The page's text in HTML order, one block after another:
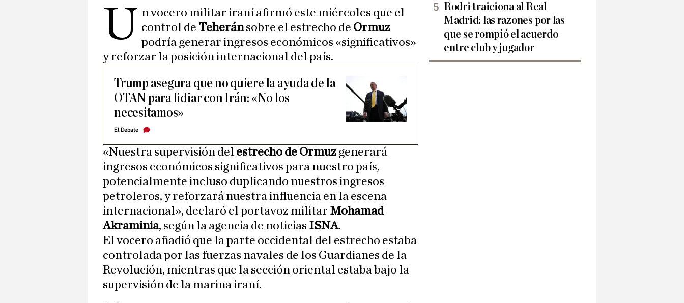
U n vocero militar iraní afirmó este miércoles que el
control de Teheránsobre el estrecho de Ormuz
podría generar ingresos económicos «significativos»
y reforzar la posición internacional del país.
Trump asegura que no quiere la ayuda de la
OTAN para lidiar con Irán: «No los
necesitamos»
El Debate
«Nuestra supervisión del estrecho de Ormuz generará
ingresos económicos significativos para nuestro país,
potencialmente incluso duplicando nuestros ingresos
petroleros, y reforzará nuestra influencia en la escena
internacional», declaró el portavoz militar Mohamad
Akraminia, según la agencia de noticias ISNA.
El vocero añadió que la parte occidental del estrecho estaba
controlada por las fuerzas navales de los Guardianes de la
Revolución, mientras que la sección oriental estaba bajo la
supervisión de la marina iraní.
Rodri traiciona al Real
Madrid: las razones por las
que se rompió el acuerdo
entre club y jugador